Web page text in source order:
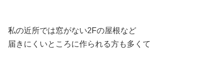
私の近所では窓がない2Fの屋根など
届きにくいところに作られる方も多くて